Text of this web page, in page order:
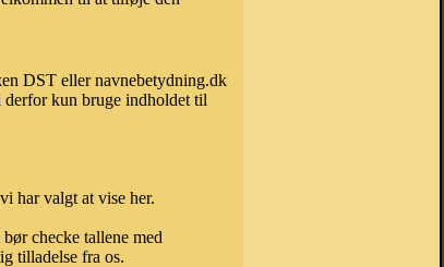
DST eller navnebetydning.dk
derfor kun bruge indholdet til
har valgt at vise her.
checke tallene med
tilladelse fra os.